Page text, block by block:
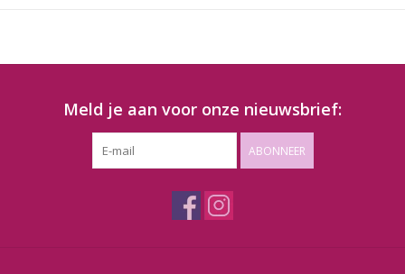
Meld je aan voor onze nieuwsbrief:
ABONNEER